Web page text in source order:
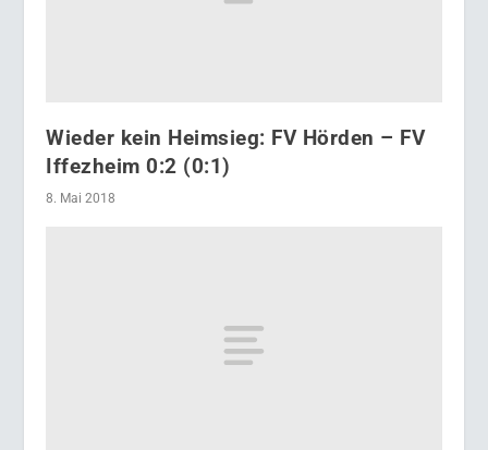
Wieder kein Heimsieg: FV Hörden – FV
Iffezheim 0:2 (0:1)
8. Mai 2018